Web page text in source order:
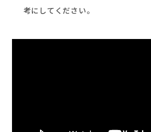
考にしてください。